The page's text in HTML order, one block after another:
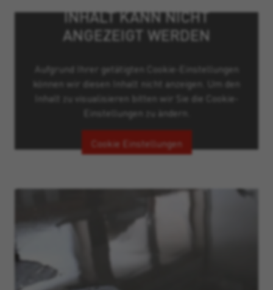
INHALT KANN NICHT
ANGEZEIGT WERDEN
Aufgrund Ihrer getätigten Cookie-Einstellungen
können wir diesen Inhalt nicht anzeigen. Um den
Inhalt zu visualisieren bitten wir Sie die Cookie-
Einstellungen zu ändern.
Cookie Einstellungen